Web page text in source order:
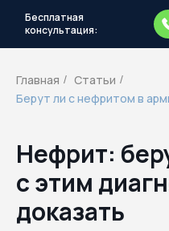
Бесплатная
консультация:
Главная / Статьи /
Берут ли с нефритом в
Нефрит:
с этим
доказать
каждый день.
действий